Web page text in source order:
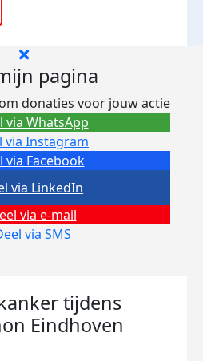
pagina
donaties voor jouw actie
via Facebook
via Instagram
via e-mail
via SMS
via LinkedIn
via WhatsApp
tijdens
Eindhoven